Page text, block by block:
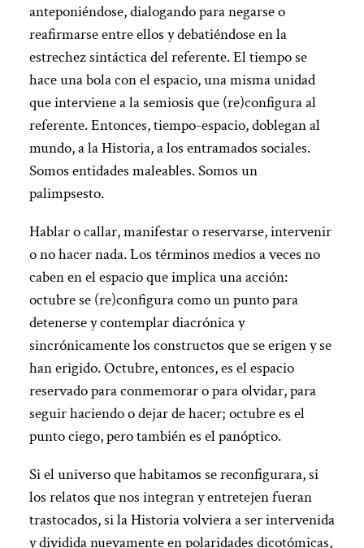
anteponiéndose, dialogando para negarse o
reafirmarse entre ellos y debatiéndose en la
estrechez sintáctica del referente. El tiempo se
hace una bola con el espacio, una misma unidad
que interviene a la semiosis que (re)configura al
referente. Entonces, tiempo-espacio, doblegan al
mundo, a la Historia, a los entramados sociales.
Somos entidades maleables. Somos un
palimpsesto.
Hablar o callar, manifestar o reservarse, intervenir
o no hacer nada. Los términos medios a veces no
caben en el espacio que implica una acción:
octubre se (re)configura como un punto para
detenerse y contemplar diacrónica y
sincrónicamente los constructos que se erigen y se
han erigido. Octubre, entonces, es el espacio
reservado para conmemorar o para olvidar, para
seguir haciendo o dejar de hacer; octubre es el
punto ciego, pero también es el panóptico.
Si el universo que habitamos se reconfigurara, si
los relatos que nos integran y entretejen fueran
trastocados, si la Historia volviera a ser intervenida
y dividida nuevamente en polaridades dicotómicas,